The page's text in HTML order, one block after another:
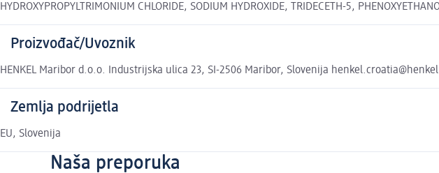
HYDROXYPROPYLTRIMONIUM CHLORIDE, SODIUM HYDROXIDE, TRIDECETH-5,
Proizvođač/Uvoznik
HENKEL Maribor d.o.o. Industrijska ulica 23, SI-2506 Maribor, Slovenija
Zemlja podrijetla
EU, Slovenija
Naša preporuka